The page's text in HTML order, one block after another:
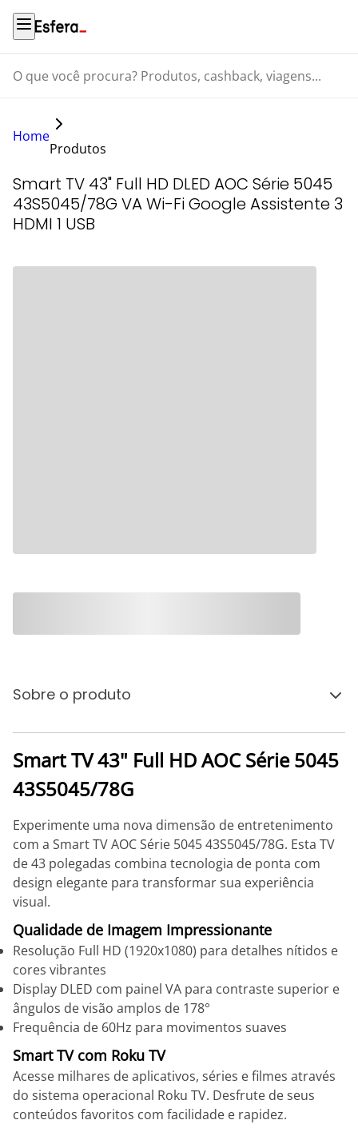
O que você procura? Produtos, cashback, viagens...
Home
Produtos
Smart TV 43" Full HD DLED AOC Série 5045
43S5045/78G VA Wi-Fi Google Assistente 3
HDMI 1 USB
Sobre o produto
Smart TV 43" Full HD AOC Série 5045
43S5045/78G
Experimente uma nova dimensão de entretenimento
com a Smart TV AOC Série 5045 43S5045/78G. Esta TV
de 43 polegadas combina tecnologia de ponta com
design elegante para transformar sua experiência
visual.
Qualidade de Imagem Impressionante
Resolução Full HD (1920x1080) para detalhes nítidos e
cores vibrantes
Display DLED com painel VA para contraste superior e
ângulos de visão amplos de 178°
Frequência de 60Hz para movimentos suaves
Smart TV com Roku TV
Acesse milhares de aplicativos, séries e filmes através
do sistema operacional Roku TV. Desfrute de seus
conteúdos favoritos com facilidade e rapidez.